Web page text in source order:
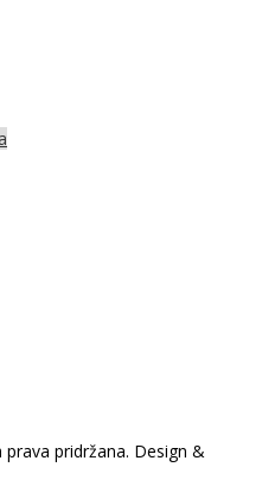
pridržana. Design &